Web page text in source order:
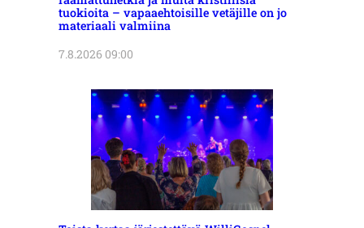
tuokioita – vapaaehtoisille vetäjille on jo
materiaali valmiina
7.8.2026 09:00